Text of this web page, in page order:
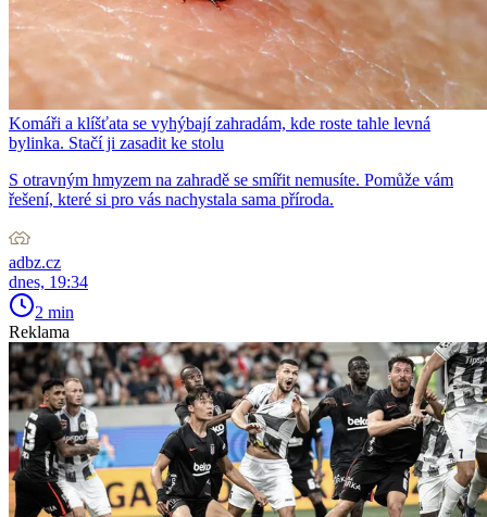
Komáři a klíšťata se vyhýbají zahradám, kde roste tahle levná
bylinka. Stačí ji zasadit ke stolu
S otravným hmyzem na zahradě se smířit nemusíte. Pomůže vám
řešení, které si pro vás nachystala sama příroda.
adbz.cz
dnes, 19:34
2 min
Reklama